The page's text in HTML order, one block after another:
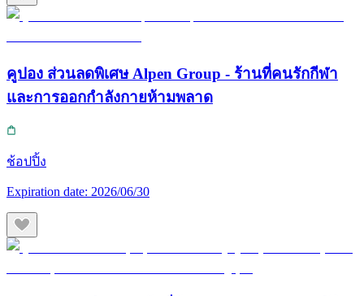
คูปอง ส่วนลดพิเศษ Alpen Group - ร้านที่คนรักกีฬา
และการออกกำลังกายห้ามพลาด
ช้อปปิ้ง
Expiration date: 2026/06/30